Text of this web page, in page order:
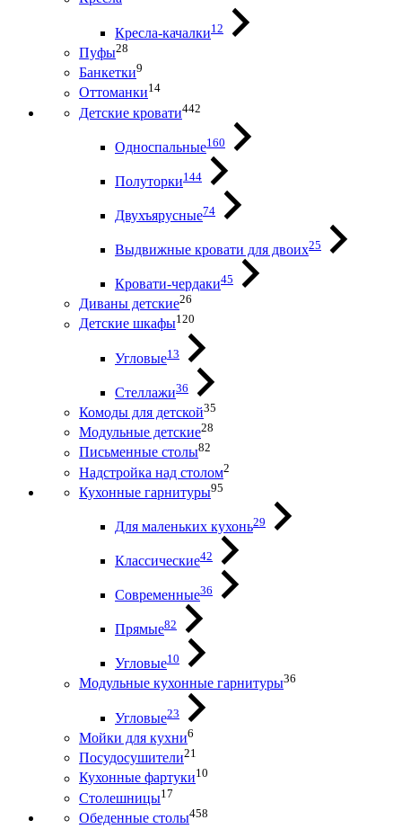
Кресла-качалки12
Пуфы28
Банкетки9
Оттоманки14
Детские кровати442
Односпальные160
Полуторки144
Двухъярусные74
Выдвижные кровати для двоих25
Кровати-чердаки45
Диваны детские26
Детские шкафы120
Угловые13
Стеллажи36
Комоды для детской35
Модульные детские28
Письменные столы82
Надстройка над столом2
Кухонные гарнитуры95
Для маленьких кухонь29
Классические42
Современные36
Прямые82
Угловые10
Модульные кухонные гарнитуры36
Угловые23
Мойки для кухни6
Посудосушители21
Кухонные фартуки10
Столешницы17
Обеденные столы458